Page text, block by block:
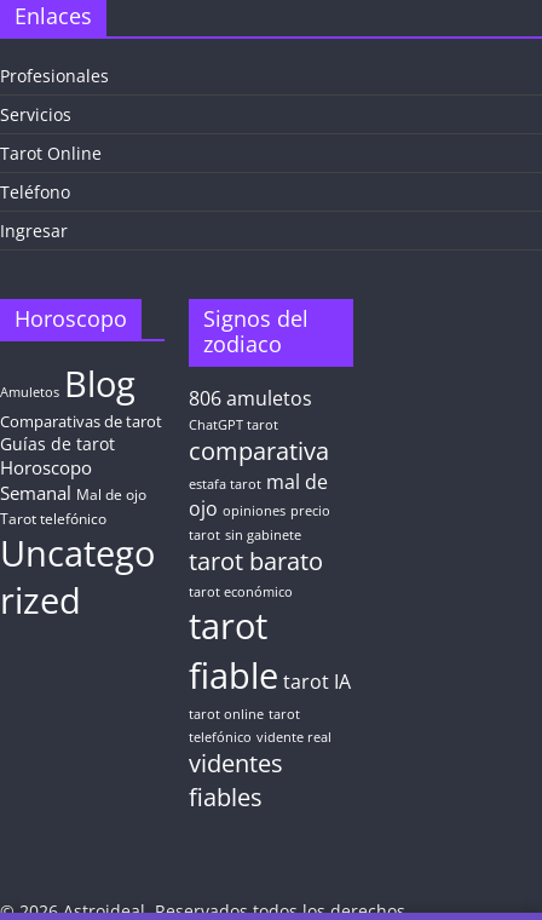
Enlaces
Profesionales
Servicios
Tarot Online
Teléfono
Ingresar
Horoscopo
Amuletos Blog
Comparativas de tarot
Guías de tarot
Horoscopo
Semanal Mal de ojo
Tarot telefónico
Uncatego
rized
Signos del
zodiaco
806amuletos
ChatGPT tarot
comparativa
estafa tarot mal de
ojo opiniones precio
tarot sin gabinete
tarot barato
tarot económico
tarot
fiable tarot IA
tarot online tarot
telefónico vidente real
videntes
fiables
© 2026 Astroideal. Reservados todos los derechos.